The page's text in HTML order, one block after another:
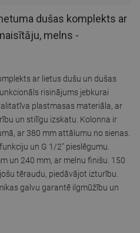
dušas komplekts ar
melns -
ar lietus dušu un dušas
risinājums jebkurai
plastmasas materiāla, ar
un stilīgu izskatu. Kolonna ir
ar 380 mm attālumu no sienas.
un G 1/2" pieslēgumu.
un 240 mm, ar melnu finišu. 150
tēraudu, piedāvājot izturību.
galvu garantē ilgmūžību un